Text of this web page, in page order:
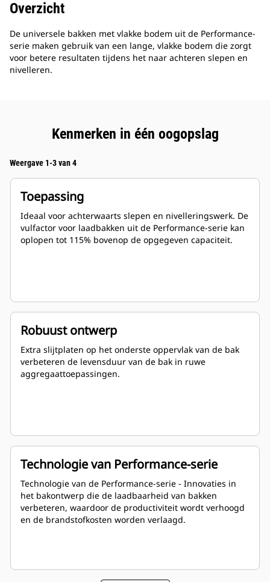
Overzicht
De universele bakken met vlakke bodem uit de Performance-
serie maken gebruik van een lange, vlakke bodem die zorgt
voor betere resultaten tijdens het naar achteren slepen en
nivelleren.
Kenmerken in één oogopslag
Weergave 1-3 van 4
Toepassing
Ideaal voor achterwaarts slepen en nivelleringswerk. De
vulfactor voor laadbakken uit de Performance-serie kan
oplopen tot 115% bovenop de opgegeven capaciteit.
Robuust ontwerp
Extra slijtplaten op het onderste oppervlak van de bak
verbeteren de levensduur van de bak in ruwe
aggregaattoepassingen.
Technologie van Performance-serie
Technologie van de Performance-serie - Innovaties in
het bakontwerp die de laadbaarheid van bakken
verbeteren, waardoor de productiviteit wordt verhoogd
en de brandstofkosten worden verlaagd.